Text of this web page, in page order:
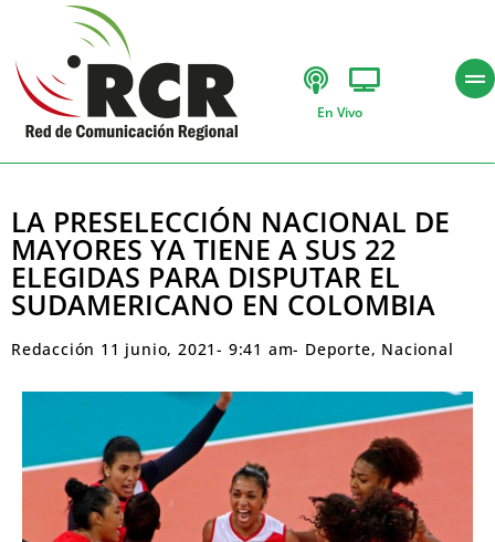
En Vivo
LA PRESELECCIÓN NACIONAL DE
MAYORES YA TIENE A SUS 22
ELEGIDAS PARA DISPUTAR EL
SUDAMERICANO EN COLOMBIA
Redacción 11 junio, 2021- 9:41 am- Deporte, Nacional